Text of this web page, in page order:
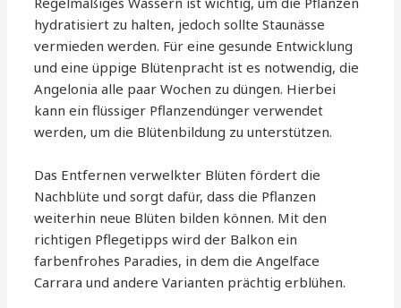
hydratisiert zu halten, jedoch sollte Staunässe
vermieden werden. Für eine gesunde Entwicklung
und eine üppige Blütenpracht ist es notwendig, die
Angelonia alle paar Wochen zu düngen. Hierbei
kann ein flüssiger Pflanzendünger verwendet
werden, um die Blütenbildung zu unterstützen.
Das Entfernen verwelkter Blüten fördert die
Nachblüte und sorgt dafür, dass die Pflanzen
weiterhin neue Blüten bilden können. Mit den
richtigen Pflegetipps wird der Balkon ein
farbenfrohes Paradies, in dem die Angelface
Carrara und andere Varianten prächtig erblühen.